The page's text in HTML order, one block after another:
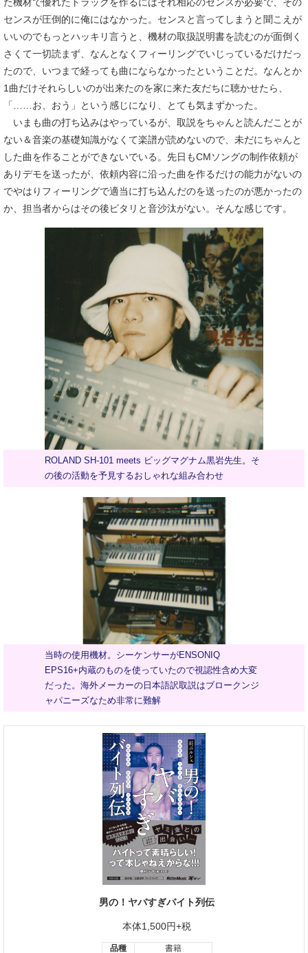
センスが圧倒的に俺にはなかった。センスと言ってしまうと聞こえが
いいのでもっとハッキリ言うと、機材の取扱説明書を読むのが面倒く
さくて一切読まず、なんとなくフィーリングでいじっているだけだっ
たので、いつまで経っても曲にならなかったということだ。なんとか
1曲だけそれらしいのが出来たのを家に来た友だちに聴かせたら、
「……お、おう」という感じになり、とても気まずかった。
いまも曲の打ち込みはやっているが、取説をちゃんと読んだことが
ない＆音楽の基礎知識がなくて楽譜が読めないので、未だにちゃんと
した曲を作ることができないでいる。先日もCMソングの制作依頼が
ありデモを送ったが、依頼内容に沿った曲を作るだけの能力がないの
でやはりフィーリングで適当に打ち込んだのを送ったのが悪かったの
か、担当者からはその後ピタリと音沙汰がない。そんな感じです。
ROLAND SH-101 meets ビッグマグナム黒岩先生。そ
の後の活動を予見するおしゃれな組み合わせ
当時の使用機材。シーケンサーがENSONIQ
EPS16+内蔵のものを使っていたので視認性含め大変
だった。海外メーカーの日本語訳取説はブロークンジ
ャパニーズなため非常に難解
男の！ヤバすぎバイト列伝
本体1,500円+税
品種
書籍